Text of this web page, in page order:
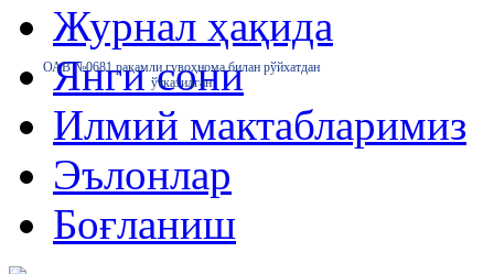
Журнал ҳақида
Янги сони
Илмий мактабларимиз
Эълонлар
Боғланиш
ОАВ №0681 рақамли гувоҳнома билан рўйхатдан
ўтказилган